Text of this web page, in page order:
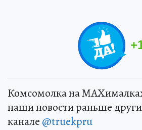
+
Комсомолка на
наши новости раньше
канале @truekpru